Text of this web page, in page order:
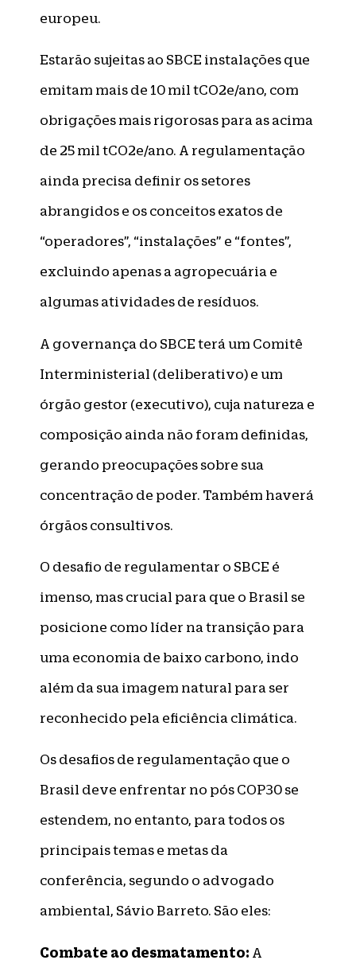
europeu.
Estarão sujeitas ao SBCE instalações que
emitam mais de 10 mil tCO2e/ano, com
obrigações mais rigorosas para as acima
de 25 mil tCO2e/ano. A regulamentação
ainda precisa definir os setores
abrangidos e os conceitos exatos de
“operadores”, “instalações” e “fontes”,
excluindo apenas a agropecuária e
algumas atividades de resíduos.
A governança do SBCE terá um Comitê
Interministerial (deliberativo) e um
órgão gestor (executivo), cuja natureza e
composição ainda não foram definidas,
gerando preocupações sobre sua
concentração de poder. Também haverá
órgãos consultivos.
O desafio de regulamentar o SBCE é
imenso, mas crucial para que o Brasil se
posicione como líder na transição para
uma economia de baixo carbono, indo
além da sua imagem natural para ser
reconhecido pela eficiência climática.
Os desafios de regulamentação que o
Brasil deve enfrentar no pós COP30 se
estendem, no entanto, para todos os
principais temas e metas da
conferência, segundo o advogado
ambiental, Sávio Barreto. São eles:
Combate ao desmatamento: A